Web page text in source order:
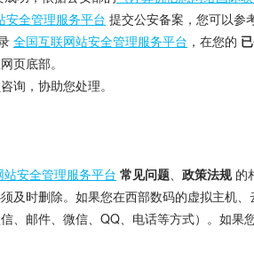
安全管理服务平台 提交公安备案，您可以参
全国互联网站安全管理服务平台 ，在您的
页底部。
询，协助您处理。
安全管理服务平台 常见问题、 政策法规的
及时删除。如果您在西部数码的虚拟主机
、邮件、微信、QQ、电话等方式）。如